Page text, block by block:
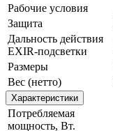
Рабочие условия
Защита
Дальность действия
EXIR-подсветки
Размеры
Вес (нетто)
Характеристики
Потребляемая
мощность, Вт.